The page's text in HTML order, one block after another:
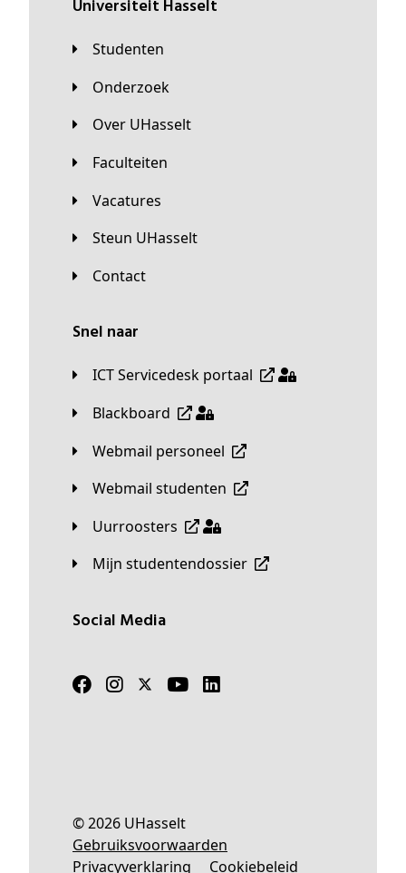
universiteit Hasselt
Studenten
Onderzoek
Over UHasselt
Faculteiten
Vacatures
Steun UHasselt
Contact
Snel naar
ICT Servicedesk portaal
Blackboard
Webmail personeel
Webmail studenten
Uurroosters
Mijn studentendossier
Social Media
© 2026 UHasselt
Gebruiksvoorwaarden
Privacyverklaring
Cookiebeleid